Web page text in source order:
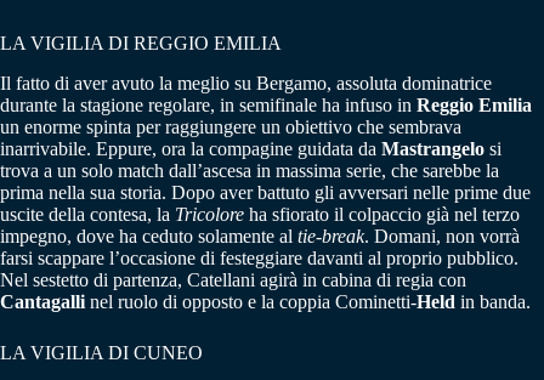
LA VIGILIA DI REGGIO EMILIA
Il fatto di aver avuto la meglio su Bergamo, assoluta dominatrice
durante la stagione regolare, in semifinale ha infuso in Reggio Emilia
un enorme spinta per raggiungere un obiettivo che sembrava
inarrivabile. Eppure, ora la compagine guidata da Mastrangelo si
trova a un solo match dall’ascesa in massima serie, che sarebbe la
prima nella sua storia. Dopo aver battuto gli avversari nelle prime due
uscite della contesa, la Tricolore ha sfiorato il colpaccio già nel terzo
impegno, dove ha ceduto solamente al tie-break. Domani, non vorrà
farsi scappare l’occasione di festeggiare davanti al proprio pubblico.
Nel sestetto di partenza, Catellani agirà in cabina di regia con
Cantagalli nel ruolo di opposto e la coppia Cominetti-Held in banda.
LA VIGILIA DI CUNEO